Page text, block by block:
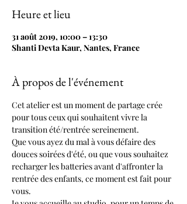
Heure et lieu
31 août 2019, 10:00 – 13:30
Shanti Devta Kaur, Nantes, France
À propos de l'événement
Cet atelier est un moment de partage crée
pour tous ceux qui souhaitent vivre la
transition été/rentrée sereinement.
Que vous ayez du mal à vous défaire des
douces soirées d'été, ou que vous souhaitez
recharger les batteries avant d'affronter la
rentrée des enfants, ce moment est fait pour
vous.